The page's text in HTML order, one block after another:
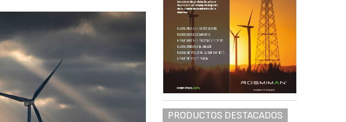
PRODUCTOS DESTACADOS